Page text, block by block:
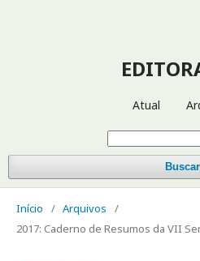
Atual
Buscar
Início / Arquivos
/
2017: Caderno de Resumos da VII